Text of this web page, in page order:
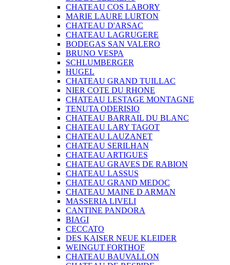
CHATEAU COS LABORY
MARIE LAURE LURTON
CHATEAU D'ARSAC
CHATEAU LAGRUGERE
BODEGAS SAN VALERO
BRUNO VESPA
SCHLUMBERGER
HUGEL
CHATEAU GRAND TUILLAC
NIER COTE DU RHONE
CHATEAU LESTAGE MONTAGNE
TENUTA ODERISIO
CHATEAU BARRAIL DU BLANC
CHATEAU LARY TAGOT
CHATEAU LAUZANET
CHATEAU SERILHAN
CHATEAU ARTIGUES
CHATEAU GRAVES DE RABION
CHATEAU LASSUS
CHATEAU GRAND MEDOC
CHATEAU MAINE D ARMAN
MASSERIA LIVELI
CANTINE PANDORA
BIAGI
CECCATO
DES KAISER NEUE KLEIDER
WEINGUT FORTHOF
CHATEAU BAUVALLON